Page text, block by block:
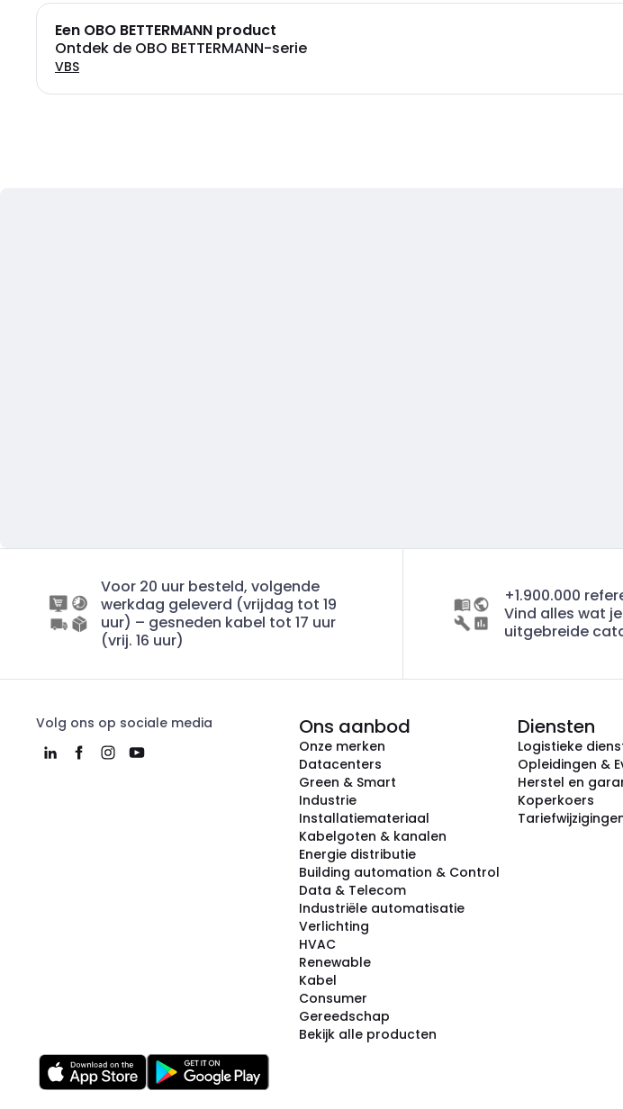
Een OBO BETTERMANN product
Ontdek de OBO BETTERMANN-serie
VBS
Voor 20 uur besteld, volgende
werkdag geleverd (vrijdag tot 19
uur) – gesneden kabel tot 17 uur
(vrij. 16 uur)
+1.900.000
Vind alles wat
uitgebreide
Volg ons op sociale media Ons aanbod
Onze merken
Datacenters
Green & Smart
Industrie
Installatiemateriaal
Kabelgoten & kanalen
Energie distributie
Building automation & Control
Data & Telecom
Industriële automatisatie
Verlichting
HVAC
Renewable
Kabel
Consumer
Gereedschap
Bekijk alle producten
Diensten
Logistieke
Opleidingen &
Herstel en
Koperkoers